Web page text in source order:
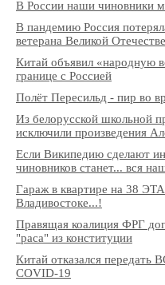
В России наши чиновники
В пандемию Россия
ветерана Великой
Китай объявил «народную
границе с Россией
Полёт Пересильд - пир во
Из белорусской школьной
исключили произведения
Если Википедию сделают
чиновников станет... вся
Гараж в квартире на 38
Владивостоке...!
Правящая коалиция ФРГ
"раса" из конституции
Китай отказался передать
COVID-19